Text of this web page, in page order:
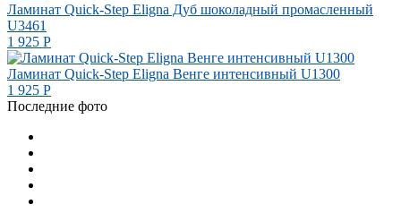
Ламинат Quick-Step Eligna Дуб шоколадный промасленный
U3461
1 925 Р
Ламинат Quick-Step Eligna Венге интенсивный U1300
1 925 Р
Последние фото